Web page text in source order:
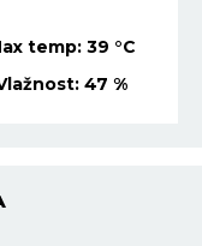
temp: 37 °C
63 %